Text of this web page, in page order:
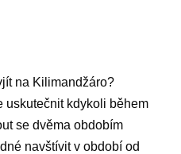
na Kilimandžáro?
uskutečnit kdykoli během
se dvěma obdobím
navštívit v období od